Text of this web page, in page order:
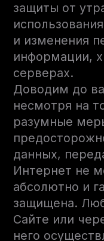
защиты от
использования
и изменения
информации,
серверах.
Доводим до
несмотря на
разумные
данных,
Интернет не
абсолютно и
защищена.
Сайте или
него